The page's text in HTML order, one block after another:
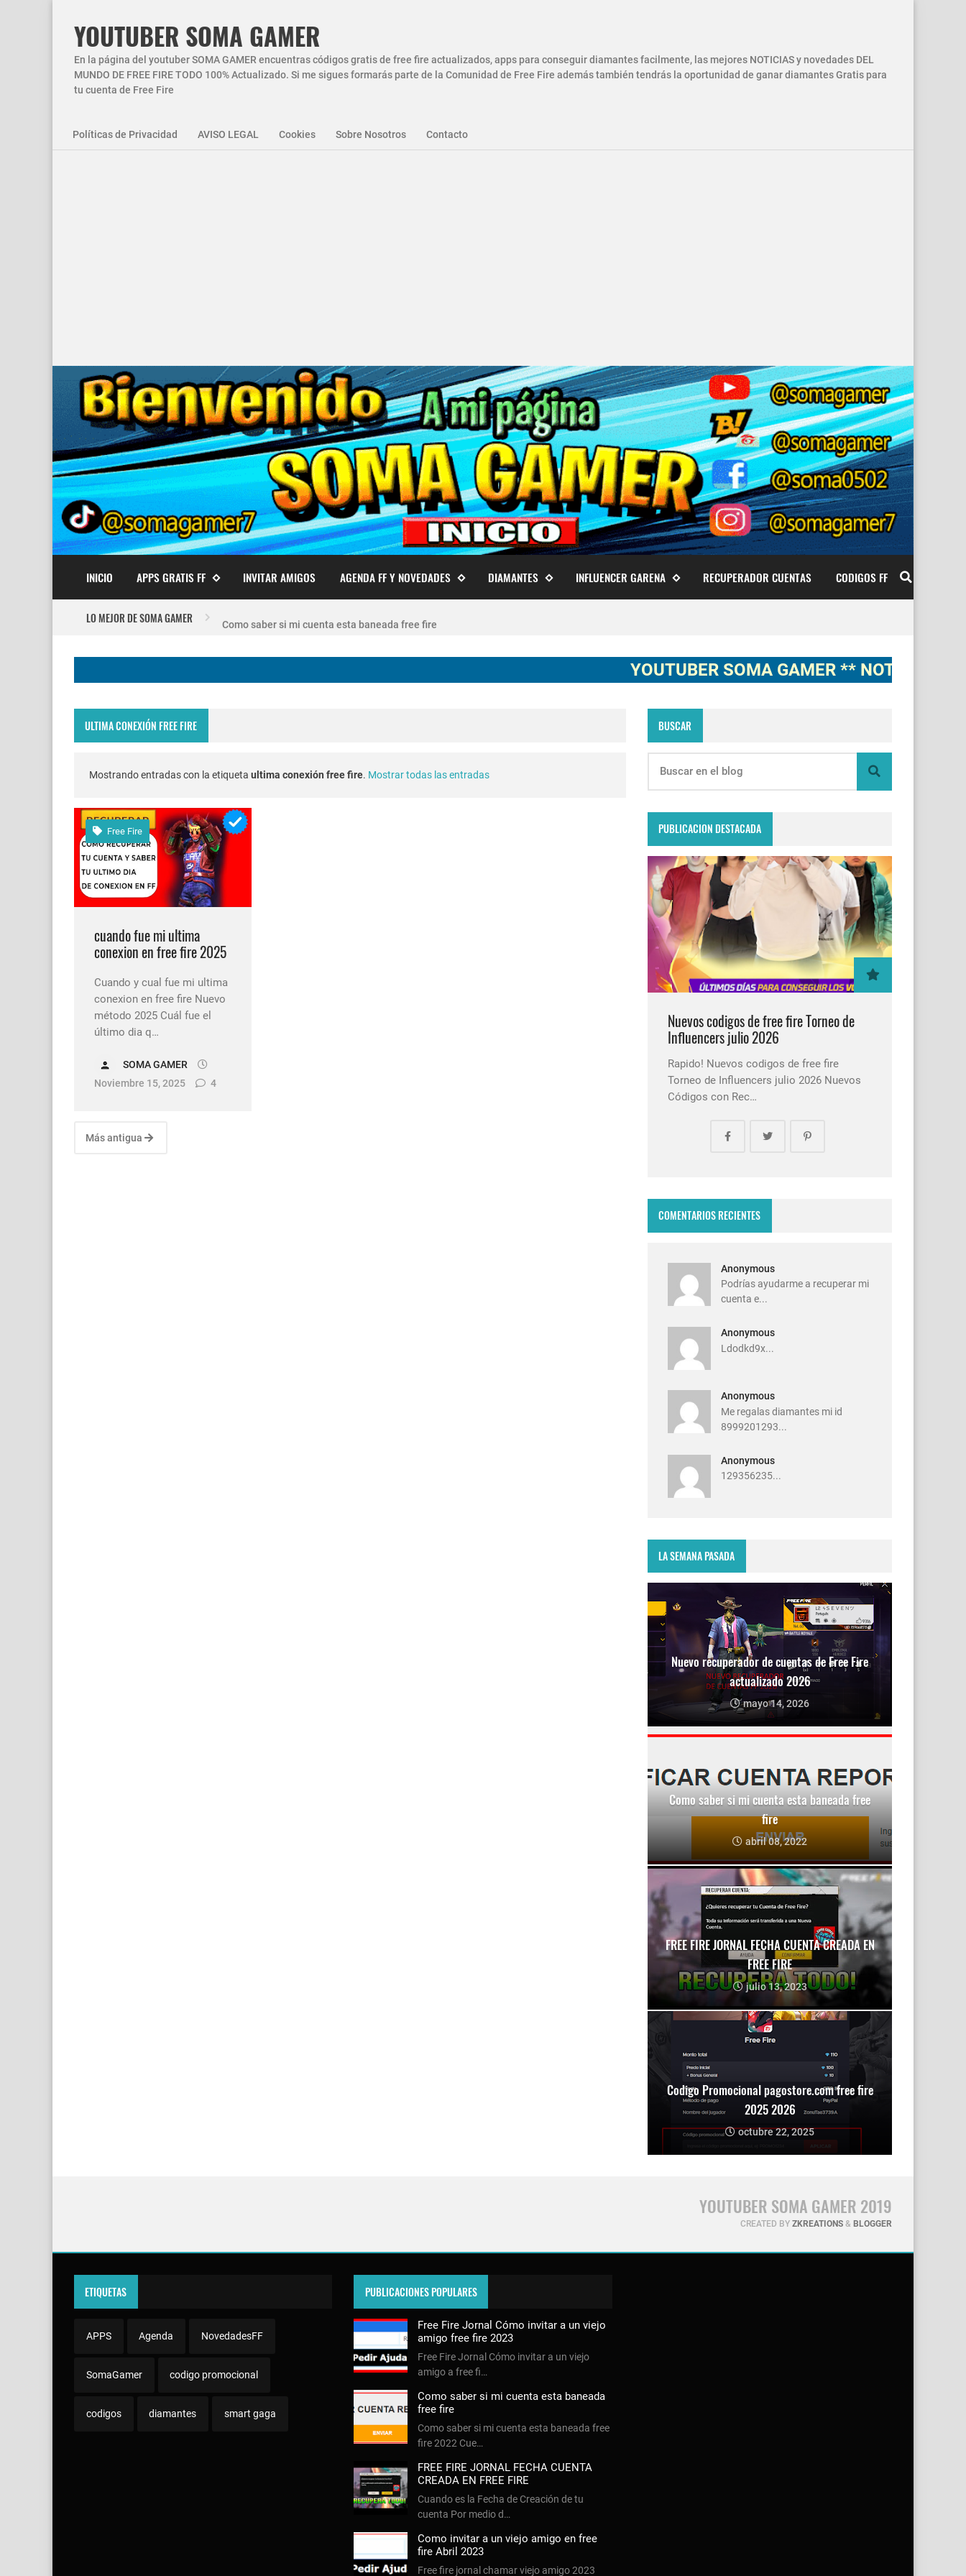
YOUTUBER SOMA GAMER
En la página del youtuber SOMA GAMER encuentras códigos gratis de free fire actualizados, apps para conseguir diamantes facilmente, las mejores NOTICIAS y novedades DEL
MUNDO DE FREE FIRE TODO 100% Actualizado. Si me sigues formarás parte de la Comunidad de Free Fire además también tendrás la oportunidad de ganar diamantes Gratis para
tu cuenta de Free Fire
Políticas de Privacidad AVISO LEGAL Cookies Sobre Nosotros Contacto
INICIO APPS GRATIS FF INVITAR AMIGOS AGENDA FF Y NOVEDADES DIAMANTES INFLUENCER GARENA RECUPERADOR CUENTAS CODIGOS FF
LO MEJOR DE SOMA GAMER
Nuevo recuperador de cuentas de Free Fire actualizado 2026
cuando fue mi ultima conexion en free fire 2025
Cómo quitar la mascota en free fire 2026
Cómo poner Espacio en blanco invisible en free fire 2025 solo copiar y pegar
YOUTUBER SOMA GAMER ** NOTICIAS,
ULTIMA CONEXIÓN FREE FIRE
Mostrando entradas con la etiqueta ultima conexión free fire. Mostrar todas las entradas
Free Fire
cuando fue mi ultima
conexion en free fire 2025
Cuando y cual fue mi ultima
conexion en free fire Nuevo
método 2025 Cuál fue el
último dia q…
SOMA GAMER
Noviembre 15, 2025
4
Más antigua
BUSCAR
PUBLICACION DESTACADA
Nuevos codigos de free fire Torneo de
Influencers julio 2026
Rapido! Nuevos codigos de free fire
Torneo de Influencers julio 2026 Nuevos
Códigos con Rec…
COMENTARIOS RECIENTES
Anonymous
Podrías ayudarme a recuperar mi
cuenta e...
Anonymous
Ldodkd9x...
Anonymous
Me regalas diamantes mi id
8999201293...
Anonymous
129356235...
LA SEMANA PASADA
Nuevo recuperador de cuentas de Free Fire
actualizado 2026
mayo 14, 2026
Como saber si mi cuenta esta baneada free
fire
abril 08, 2022
FREE FIRE JORNAL FECHA CUENTA CREADA EN
FREE FIRE
julio 13, 2023
Codigo Promocional pagostore.com free fire
2025 2026
octubre 22, 2025
YOUTUBER SOMA GAMER 2019
CREATED BY ZKREATIONS & BLOGGER
ETIQUETAS
APPS Agenda NovedadesFF
SomaGamer codigo promocional
codigos diamantes smart gaga
PUBLICACIONES POPULARES
Free Fire Jornal Cómo invitar a un viejo
amigo free fire 2023
Free Fire Jornal Cómo invitar a un viejo
amigo a free fi…
Como saber si mi cuenta esta baneada
free fire
Como saber si mi cuenta esta baneada free
fire 2022 Cue…
FREE FIRE JORNAL FECHA CUENTA
CREADA EN FREE FIRE
Cuando es la Fecha de Creación de tu
cuenta Por medio d…
Como invitar a un viejo amigo en free
fire Abril 2023
Free fire jornal chamar viejo amigo 2023